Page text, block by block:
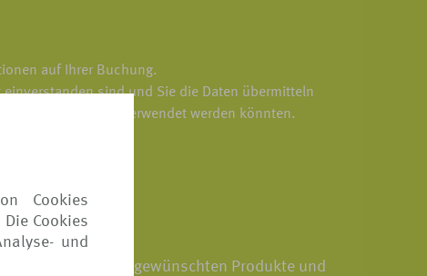
Cookies
Cookies
und
auf Ihrer Buchung.
sind und Sie die Daten übermitteln
Daten von uns verwendet werden könnten.
Ihnen die gewünschten Produkte und